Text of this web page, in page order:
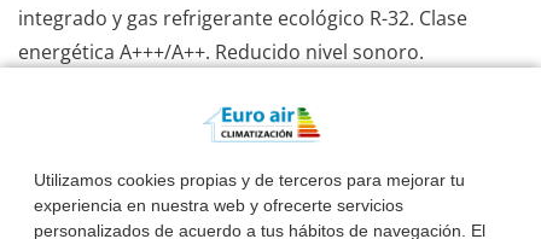
Utilizamos cookies propias y de terceros para mejorar tu
experiencia en nuestra web y ofrecerte servicios
personalizados de acuerdo a tus hábitos de navegación. El
integrado y gas refrigerante ecológico R-32. Clase
energética A+++/A++. Reducido nivel sonoro.
y posibilidad de fancoils. Aerotermia Ferroli 15,9kw
Ver Información Completa